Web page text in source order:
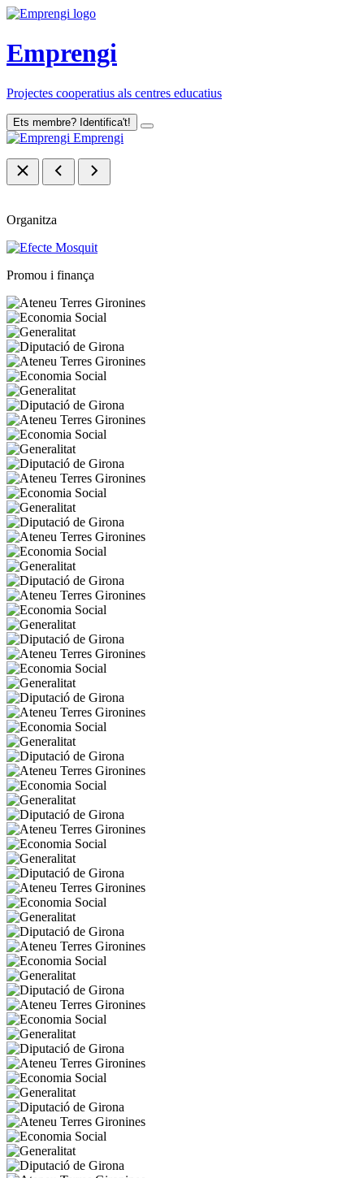
Emprengi
Projectes cooperatius als centres educatius
Ets membre? Identifica't!
Emprengi
Organitza
Promou i finança